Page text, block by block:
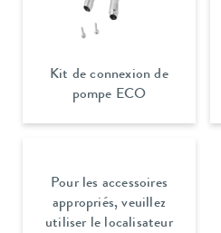
Kit de connexion de
pompe ECO
Pour les accessoires
appropriés, veuillez
utiliser le localisateur